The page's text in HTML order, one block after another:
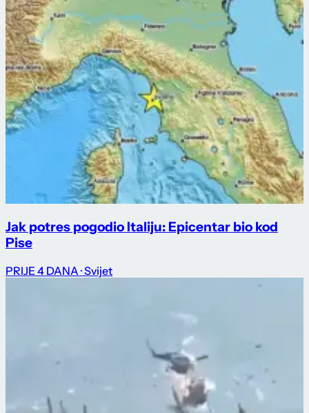
Jak potres pogodio Italiju: Epicentar bio kod
Pise
PRIJE 4 DANA · Svijet